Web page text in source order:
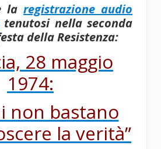
la registrazione audio
tenutosi nella seconda
della Resistenza:
28 maggio
1974:
non bastano
la verità”